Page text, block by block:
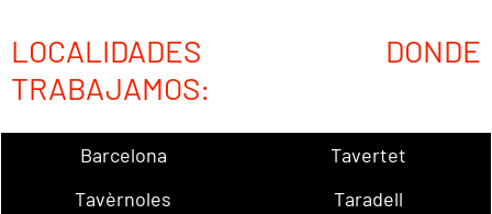
LOCALIDADES DONDE
TRABAJAMOS:
Barcelona
Tavertet
Tavèrnoles
Taradell